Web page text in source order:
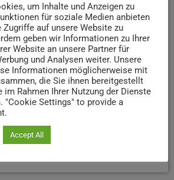
verzeichnen. Aus einem
Gewerkschaft Nahrung-Genuss-
konnte die Stadt einen Zuwachs von
Doch trotz der ansteigenden
vor
Insbesondere der Fachkräftemangel
Das zeigt sich offenbar vor allem im
Die Gewerkschaft fordert
und Ausbildung, um den
um Inhalte und Anzeigen zu
für soziale Medien anbieten
Zugriffe auf unsere Website zu
geben wir Informationen zu Ihrer
Website an unsere Partner für
und Analysen weiter. Unsere
Informationen möglicherweise mit
die Sie ihnen bereitgestellt
im Rahmen Ihrer Nutzung der Dienste
"Cookie Settings" to provide a
Accept All